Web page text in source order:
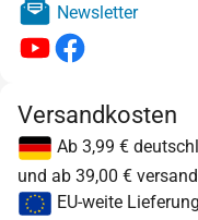
Newsletter
Versandkosten
Ab 3,99 €
und ab 39,00 €
EU-weite